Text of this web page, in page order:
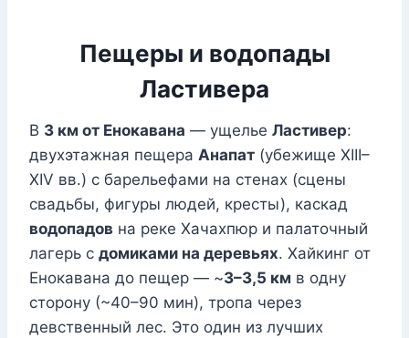
Пещеры и водопады
Ластивера
В 3 км от Енокавана — ущелье Ластивер:
двухэтажная пещера Анапат (убежище XIII–
XIV вв.) с барельефами на стенах (сцены
свадьбы, фигуры людей, кресты), каскад
водопадов на реке Хачахпюр и палаточный
лагерь с домиками на деревьях. Хайкинг от
Енокавана до пещер — ~3–3,5 км в одну
сторону (~40–90 мин), тропа через
девственный лес. Это один из лучших